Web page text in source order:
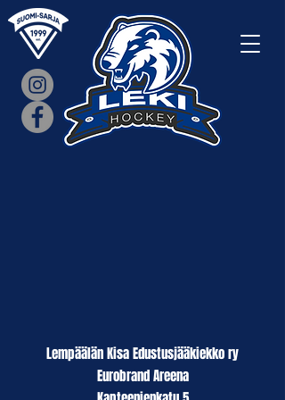
Lempäälän Kisa Edustusjääkiekko ry
Eurobrand Areena